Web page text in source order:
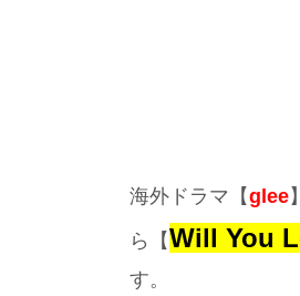
海外ドラマ【glee
ら【Will You
す。